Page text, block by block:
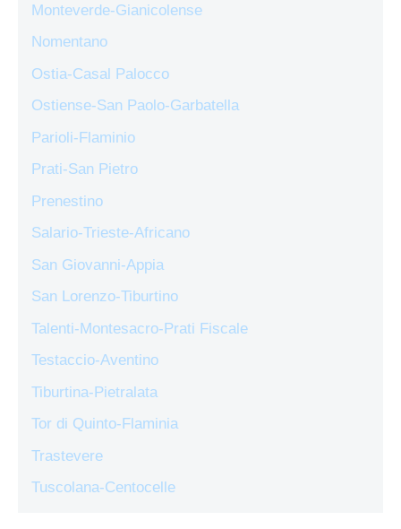
Monteverde-Gianicolense
Nomentano
Ostia-Casal Palocco
Ostiense-San Paolo-Garbatella
Parioli-Flaminio
Prati-San Pietro
Prenestino
Salario-Trieste-Africano
San Giovanni-Appia
San Lorenzo-Tiburtino
Talenti-Montesacro-Prati Fiscale
Testaccio-Aventino
Tiburtina-Pietralata
Tor di Quinto-Flaminia
Trastevere
Tuscolana-Centocelle